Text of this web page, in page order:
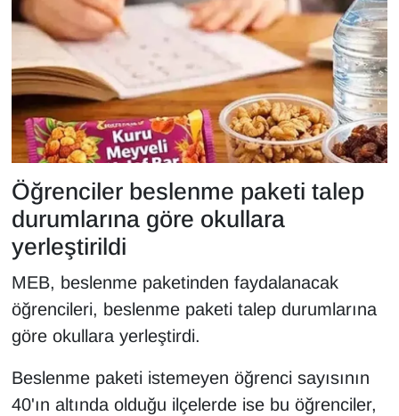
Öğrenciler beslenme paketi talep
durumlarına göre okullara
yerleştirildi
MEB, beslenme paketinden faydalanacak
öğrencileri, beslenme paketi talep durumlarına
göre okullara yerleştirdi.
Beslenme paketi istemeyen öğrenci sayısının
40'ın altında olduğu ilçelerde ise bu öğrenciler,
TEBRİK
TEKNOLOJİ
Turizm
VAN'DA SPOR
Vasıta
YAŞAM
YEREL